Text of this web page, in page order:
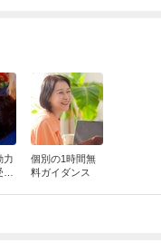
力
個別の1時間無
料ガイダンス